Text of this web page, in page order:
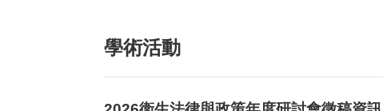
學術活動